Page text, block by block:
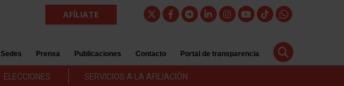
AFÍLIATE
Sedes Prensa Publicaciones Contacto Portal de transparencia
ELECCIONES SERVICIOS A LA AFILIACIÓN